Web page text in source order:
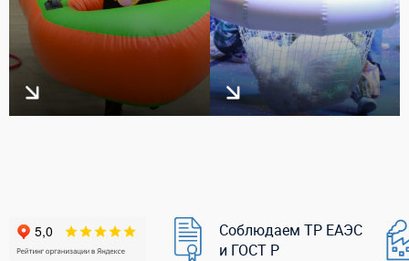
Соблюдаем ТР ЕАЭС
и ГОСТ Р